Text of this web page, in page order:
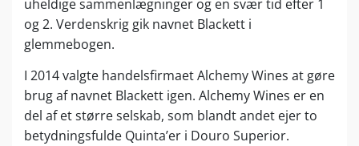
uheldige sammenlægninger og en svær tid efter 1
og 2. Verdenskrig gik navnet Blackett i
glemmebogen.
I 2014 valgte handelsfirmaet Alchemy Wines at gøre
brug af navnet Blackett igen. Alchemy Wines er en
del af et større selskab, som blandt andet ejer to
betydningsfulde Quinta’er i Douro Superior.